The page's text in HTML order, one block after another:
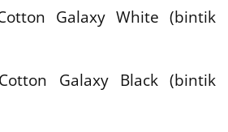
Galaxy White (bintik
Galaxy Black (bintik